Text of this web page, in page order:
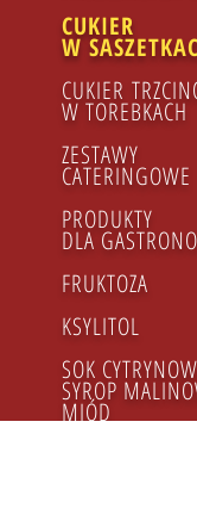
CUKIER
W
CUKIER
​W TOREBKACH
ZESTAWY
CATERINGOWE
PRODUKTY
DLA
FRUKTOZA
KSYLITOL
SOK
SYROP
MIÓD